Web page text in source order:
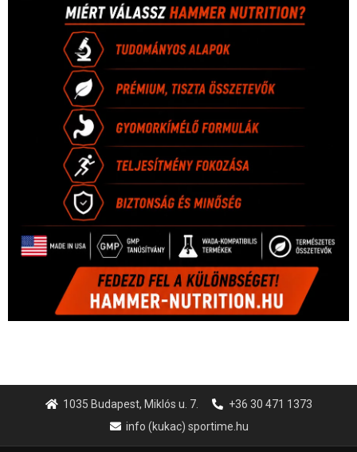
1035 Budapest, Miklós u. 7.
+36 30 471 1373
info (kukac) sportime.hu